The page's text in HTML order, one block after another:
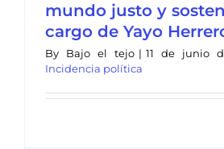
mundo justo y
cargo de Yayo
By Bajo el tejo | 11 de junio
Incidencia política